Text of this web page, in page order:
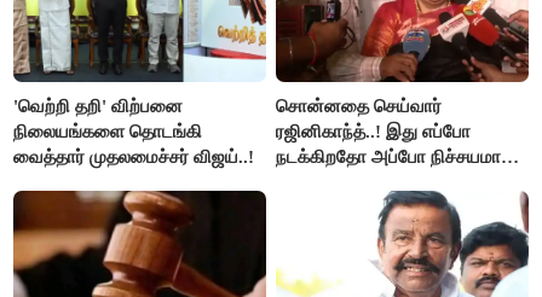
'வெற்றி தறி' விற்பனை
நிலையங்களை தொடங்கி
வைத்தார் முதலமைச்சர் விஜய்..!
சொன்னதை செய்வார்
ரஜினிகாந்த்..! இது எப்போ
நடக்கிறதோ அப்போ நிச்சயமாக
ரஜினிகாந்த்..!